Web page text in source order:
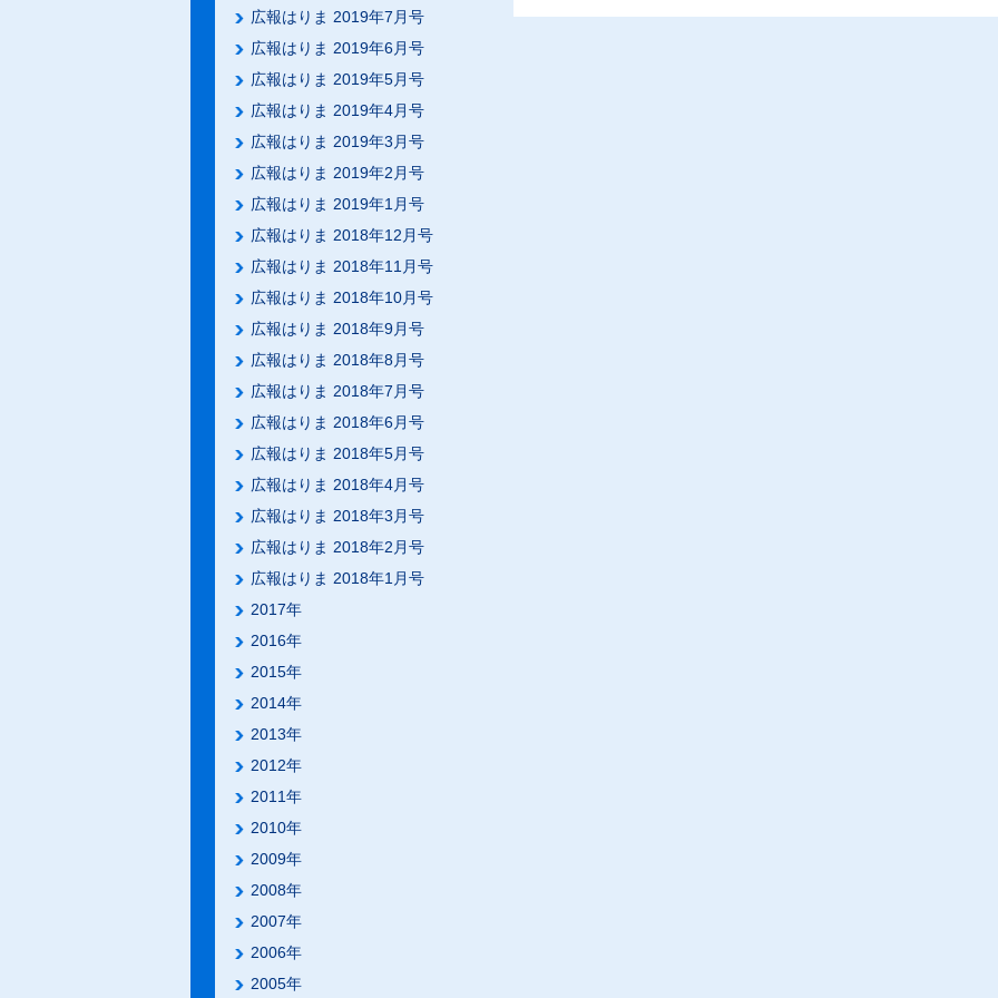
広報はりま 2019年7月号
広報はりま 2019年6月号
広報はりま 2019年5月号
広報はりま 2019年4月号
広報はりま 2019年3月号
広報はりま 2019年2月号
広報はりま 2019年1月号
広報はりま 2018年12月号
広報はりま 2018年11月号
広報はりま 2018年10月号
広報はりま 2018年9月号
広報はりま 2018年8月号
広報はりま 2018年7月号
広報はりま 2018年6月号
広報はりま 2018年5月号
広報はりま 2018年4月号
広報はりま 2018年3月号
広報はりま 2018年2月号
広報はりま 2018年1月号
2017年
2016年
2015年
2014年
2013年
2012年
2011年
2010年
2009年
2008年
2007年
2006年
2005年